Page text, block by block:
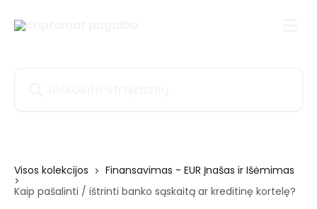
Visos kolekcijos
Finansavimas - EUR Įnašas ir Išėmimas
Kaip pašalinti / ištrinti banko sąskaitą ar kreditinę kortelę?